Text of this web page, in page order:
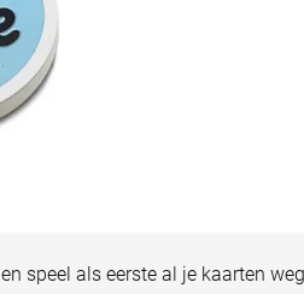
en speel als eerste al je kaarten